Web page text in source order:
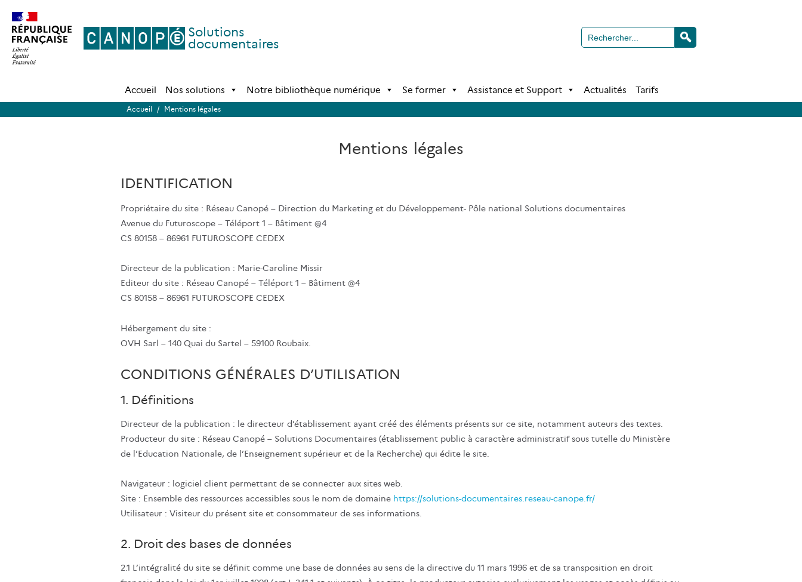
Solutions
documentaires
Accueil Nos solutions Notre bibliothèque numérique Se former Assistance et Support Actualités Tarifs
Accueil / Mentions légales
Mentions légales
IDENTIFICATION
Propriétaire du site : Réseau Canopé – Direction du Marketing et du Développement- Pôle national Solutions documentaires
Avenue du Futuroscope – Téléport 1 – Bâtiment @4
CS 80158 – 86961 FUTUROSCOPE CEDEX
Directeur de la publication : Marie-Caroline Missir
Editeur du site : Réseau Canopé – Téléport 1 – Bâtiment @4
CS 80158 – 86961 FUTUROSCOPE CEDEX
Hébergement du site :
OVH Sarl – 140 Quai du Sartel – 59100 Roubaix.
CONDITIONS GÉNÉRALES D’UTILISATION
1. Définitions
Directeur de la publication : le directeur d’établissement ayant créé des éléments présents sur ce site, notamment auteurs des textes.
Producteur du site : Réseau Canopé – Solutions Documentaires (établissement public à caractère administratif sous tutelle du Ministère
de l’Education Nationale, de l’Enseignement supérieur et de la Recherche) qui édite le site.
Navigateur : logiciel client permettant de se connecter aux sites web.
Site : Ensemble des ressources accessibles sous le nom de domaine https://solutions-documentaires.reseau-canope.fr/
Utilisateur : Visiteur du présent site et consommateur de ses informations.
2. Droit des bases de données
2.1 L’intégralité du site se définit comme une base de données au sens de la directive du 11 mars 1996 et de sa transposition en droit